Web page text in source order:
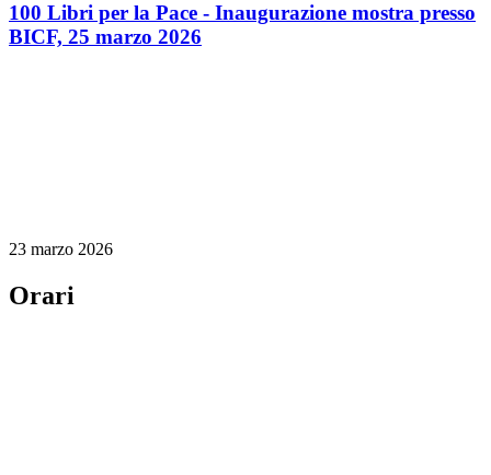
100 Libri per la Pace - Inaugurazione mostra presso
BICF, 25 marzo 2026
23 marzo 2026
Orari